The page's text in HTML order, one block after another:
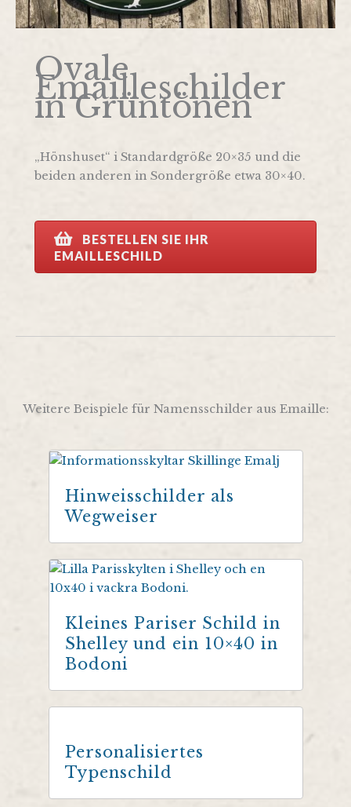
Ovale
Emailleschilder
in Grüntönen
„Hönshuset“ i Standardgröße 20×35 und die
beiden anderen in Sondergröße etwa 30×40.
BESTELLEN SIE IHR
EMAILLESCHILD
Weitere Beispiele für Namensschilder aus Emaille:
Hinweisschilder als
Wegweiser
Kleines Pariser Schild in
Shelley und ein 10×40 in
Bodoni
Personalisiertes
Typenschild